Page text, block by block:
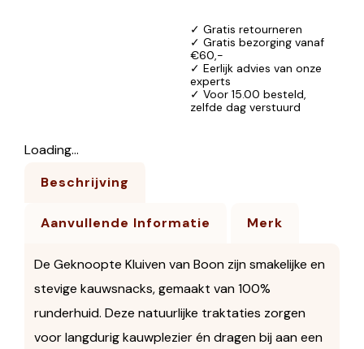
✓ Gratis retourneren
✓ Gratis bezorging vanaf
€60,-
✓ Eerlijk advies van onze
experts
✓ Voor 15.00 besteld,
zelfde dag verstuurd
Loading...
Beschrijving
Aanvullende Informatie Merk
De Geknoopte Kluiven van Boon zijn smakelijke en
stevige kauwsnacks, gemaakt van 100%
runderhuid. Deze natuurlijke traktaties zorgen
voor langdurig kauwplezier én dragen bij aan een